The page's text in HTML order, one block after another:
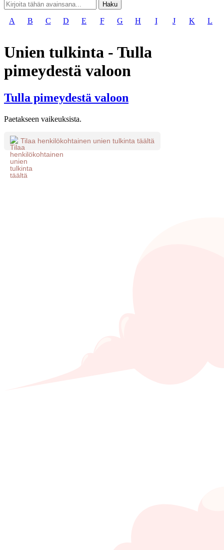
Haku
A B C D E F G H I J K L
Unien tulkinta - Tulla
pimeydestä valoon
Tulla pimeydestä valoon
Paetakseen vaikeuksista.
Tilaa henkilökohtainen unien tulkinta täältä